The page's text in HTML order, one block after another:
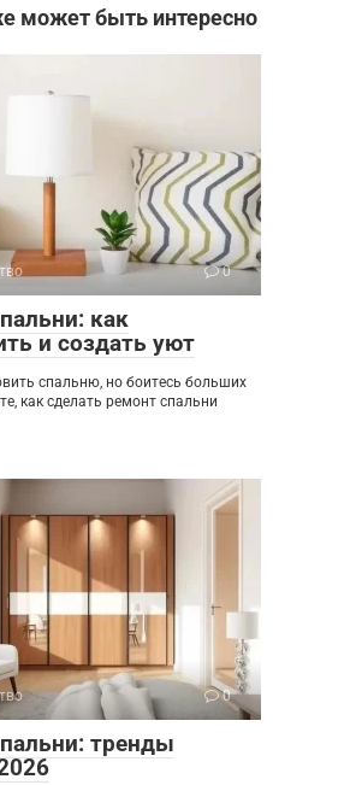
может быть интересно
0
как
и создать уют
спальню, но боитесь больших
как сделать ремонт спальни
0
тренды